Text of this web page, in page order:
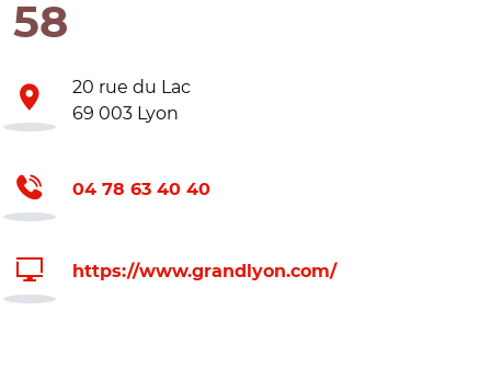
58
20 rue du Lac
69 003 Lyon
04 78 63 40 40
https://www.grandlyon.com/